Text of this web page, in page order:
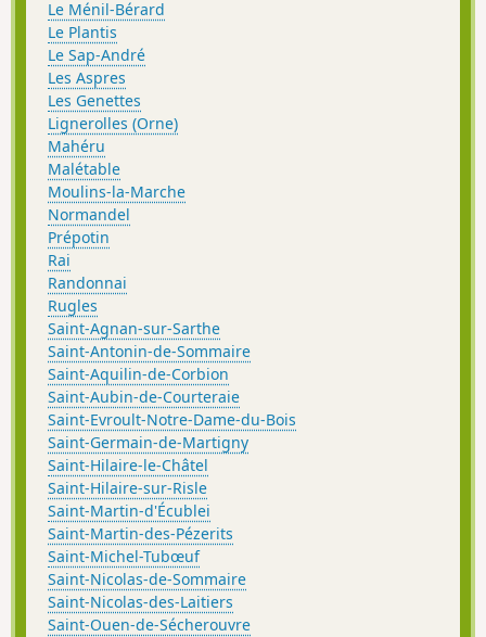
Le Ménil-Bérard
Le Plantis
Le Sap-André
Les Aspres
Les Genettes
Lignerolles (Orne)
Mahéru
Malétable
Moulins-la-Marche
Normandel
Prépotin
Rai
Randonnai
Rugles
Saint-Agnan-sur-Sarthe
Saint-Antonin-de-Sommaire
Saint-Aquilin-de-Corbion
Saint-Aubin-de-Courteraie
Saint-Evroult-Notre-Dame-du-Bois
Saint-Germain-de-Martigny
Saint-Hilaire-le-Châtel
Saint-Hilaire-sur-Risle
Saint-Martin-d'Écublei
Saint-Martin-des-Pézerits
Saint-Michel-Tubœuf
Saint-Nicolas-de-Sommaire
Saint-Nicolas-des-Laitiers
Saint-Ouen-de-Sécherouvre